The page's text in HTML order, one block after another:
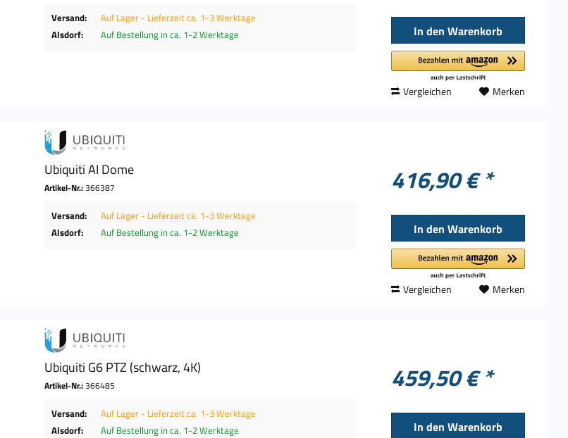
Versand:
Auf Lager - Lieferzeit ca. 1-3 Werktage
Alsdorf:
Auf Bestellung in ca. 1-2 Werktage In den Warenkorb
Vergleichen Merken
Ubiquiti AI Dome
Artikel-Nr.:366387
Versand:
Auf Lager - Lieferzeit ca. 1-3 Werktage
Alsdorf:
Auf Bestellung in ca. 1-2 Werktage
416,90 € *
In den Warenkorb
Vergleichen Merken
Ubiquiti G6 PTZ (schwarz, 4K)
Artikel-Nr.:366485
Versand:
Auf Lager - Lieferzeit ca. 1-3 Werktage
Alsdorf:
Auf Bestellung in ca. 1-2 Werktage
459,50 € *
In den Warenkorb